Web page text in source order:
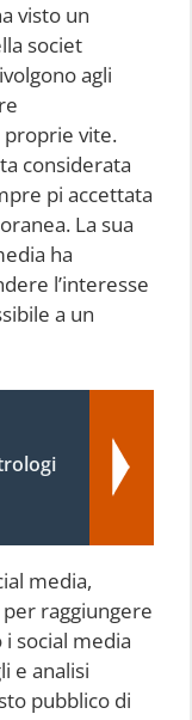
visto un
societ
agli
proprie vite.
considerata
pi accettata
La sua
ha
l’interesse
a un
media,
raggiungere
social media
e analisi
pubblico di